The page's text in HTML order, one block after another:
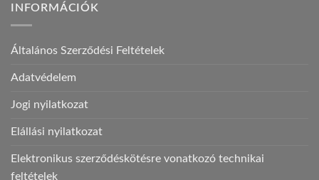
INFORMÁCIÓK
Általános Szerződési Feltételek
Adatvédelem
Jogi nyilatkozat
Elállási nyilatkozat
Elektronikus szerződéskötésre vonatkozó technikai
feltételek